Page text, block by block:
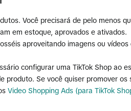
Você precisará de pelo menos
em estoque, aprovados e ativados.
aproveitando imagens ou
configurar uma TikTok Shop ao
produto. Se você quiser promover os
Video Shopping Ads (para TikTok